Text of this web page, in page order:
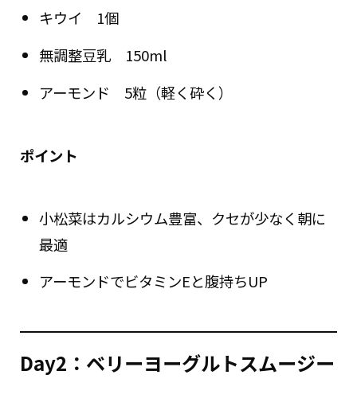
キウイ 1個
無調整豆乳 150ml
アーモンド 5粒（軽く砕く）
ポイント
小松菜はカルシウム豊富、クセが少なく朝に
最適
アーモンドでビタミンEと腹持ちUP
Day2：ベリーヨーグルトスムージー